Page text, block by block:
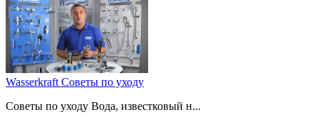
Wasserkraft Советы по уходу
Советы по уходу Вода, известковый н...